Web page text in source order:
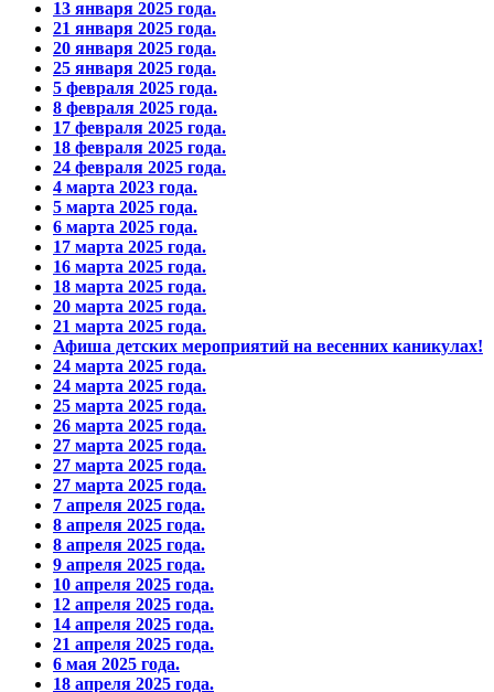
13 января 2025 года.
21 января 2025 года.
20 января 2025 года.
25 января 2025 года.
5 февраля 2025 года.
8 февраля 2025 года.
17 февраля 2025 года.
18 февраля 2025 года.
24 февраля 2025 года.
4 марта 2023 года.
5 марта 2025 года.
6 марта 2025 года.
17 марта 2025 года.
16 марта 2025 года.
18 марта 2025 года.
20 марта 2025 года.
21 марта 2025 года.
Афиша детских мероприятий на весенних каникулах!
24 марта 2025 года.
24 марта 2025 года.
25 марта 2025 года.
26 марта 2025 года.
27 марта 2025 года.
27 марта 2025 года.
27 марта 2025 года.
7 апреля 2025 года.
8 апреля 2025 года.
8 апреля 2025 года.
9 апреля 2025 года.
10 апреля 2025 года.
12 апреля 2025 года.
14 апреля 2025 года.
21 апреля 2025 года.
6 мая 2025 года.
18 апреля 2025 года.